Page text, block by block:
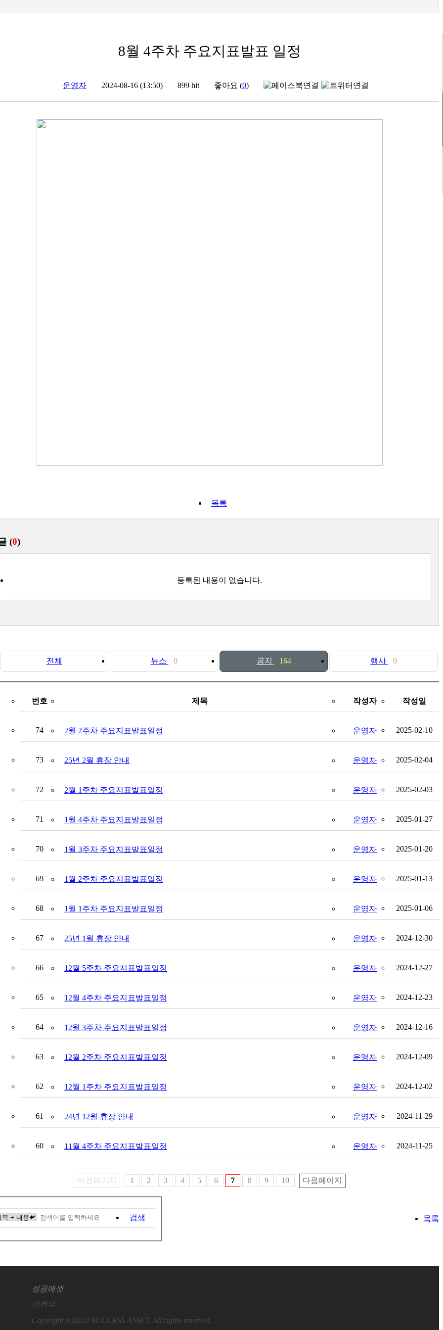
8월 4주차 주요지표발표 일정
운영자 2024-08-16 (13:50) 899 hit 좋아요 (0)
목록
(0)
등록된 내용이 없습니다.
전체 뉴스 0 공지 164 행사 0
번호 제목 작성자 작성일
74 2월 2주차 주요지표발표일정 운영자 2025-02-10
73 25년 2월 휴장 안내 운영자 2025-02-04
72 2월 1주차 주요지표발표일정 운영자 2025-02-03
71 1월 4주차 주요지표발표일정 운영자 2025-01-27
70 1월 3주차 주요지표발표일정 운영자 2025-01-20
69 1월 2주차 주요지표발표일정 운영자 2025-01-13
68 1월 1주차 주요지표발표일정 운영자 2025-01-06
67 25년 1월 휴장 안내 운영자 2024-12-30
66 12월 5주차 주요지표발표일정 운영자 2024-12-27
65 12월 4주차 주요지표발표일정 운영자 2024-12-23
64 12월 3주차 주요지표발표일정 운영자 2024-12-16
63 12월 2주차 주요지표발표일정 운영자 2024-12-09
62 12월 1주차 주요지표발표일정 운영자 2024-12-02
61 24년 12월 휴장 안내 운영자 2024-11-29
60 11월 4주차 주요지표발표일정 운영자 2024-11-25
이전페이지 1 2 3 4 5 6 7 8 9 10 다음페이지
검색 목록
성공에셋
민현우
Copyright (c)2022 SUCCESS ASSET. All rights reserved.